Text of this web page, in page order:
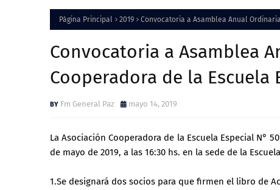
Página Principal 2019 Convocatoria a Asamblea Anual
Convocatoria a Asamblea
Cooperadora de la Escuela
Fm General Paz mayo 14, 2019
La Asociación Cooperadora de la Escuela Especial N°
de mayo de 2019, a las 16:30 hs. en la sede de la
1.Se designará dos socios para que firmen el libro de